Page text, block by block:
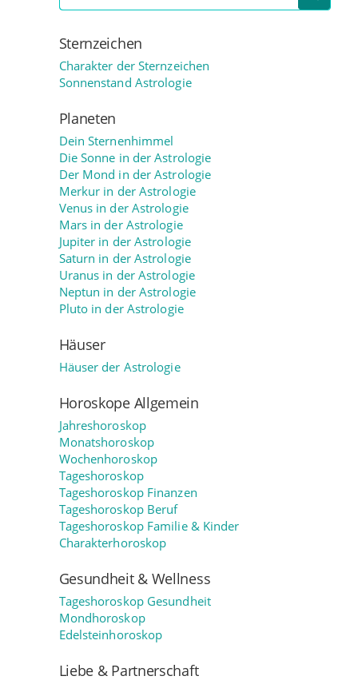
Sternzeichen
Charakter der Sternzeichen
Sonnenstand Astrologie
Planeten
Dein Sternenhimmel
Die Sonne in der Astrologie
Der Mond in der Astrologie
Merkur in der Astrologie
Venus in der Astrologie
Mars in der Astrologie
Jupiter in der Astrologie
Saturn in der Astrologie
Uranus in der Astrologie
Neptun in der Astrologie
Pluto in der Astrologie
Häuser
Häuser der Astrologie
Horoskope Allgemein
Jahreshoroskop
Monatshoroskop
Wochenhoroskop
Tageshoroskop
Tageshoroskop Finanzen
Tageshoroskop Beruf
Tageshoroskop Familie & Kinder
Charakterhoroskop
Gesundheit & Wellness
Tageshoroskop Gesundheit
Mondhoroskop
Edelsteinhoroskop
Liebe & Partnerschaft